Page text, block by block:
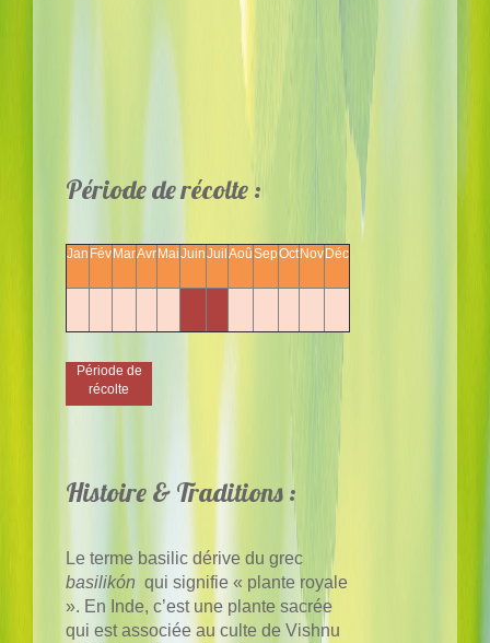
Période de récolte :
Jan FévMarAvrMaiJuinJuilAoûSepOctNovDéc
Période de
récolte
Histoire & Traditions :
Le terme basilic dérive du grec
basilikón qui signifie « plante royale
». En Inde, c’est une plante sacrée
qui est associée au culte de Vishnu